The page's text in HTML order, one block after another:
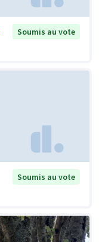
Soumis au vote
Soumis au vote